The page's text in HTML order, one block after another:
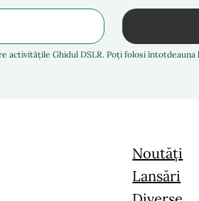
Ghidul DSLR. Poți folosi întotdeauna
Noutăți
Lansări